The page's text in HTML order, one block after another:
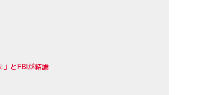
」とFBIが結論